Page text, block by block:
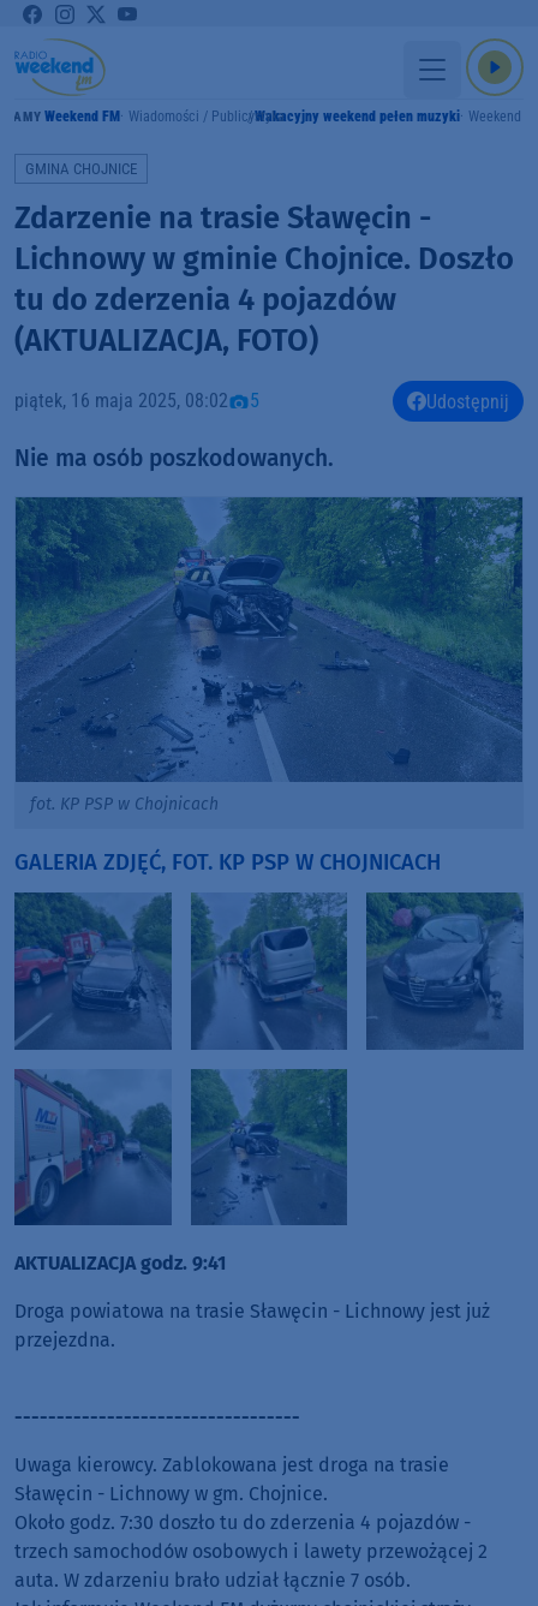
Weekend FM Wiadomości / PublicystykaWakacyjny weekend pełen muzyki Weekend
GMINA CHOJNICE
Zdarzenie na trasie Sławęcin -
Lichnowy w gminie Chojnice. Doszło
tu do zderzenia 4 pojazdów
(AKTUALIZACJA, FOTO)
piątek, 16 maja 2025, 08:02 5 Udostępnij
Nie ma osób poszkodowanych.
fot. KP PSP w Chojnicach
GALERIA ZDJĘĆ, FOT. KP PSP W CHOJNICACH
AKTUALIZACJA godz. 9:41
Droga powiatowa na trasie Sławęcin - Lichnowy jest już
przejezdna.
----------------------------------
Uwaga kierowcy. Zablokowana jest droga na trasie
Sławęcin - Lichnowy w gm. Chojnice.
Około godz. 7:30 doszło tu do zderzenia 4 pojazdów -
trzech samochodów osobowych i lawety przewożącej 2
auta. W zdarzeniu brało udział łącznie 7 osób.